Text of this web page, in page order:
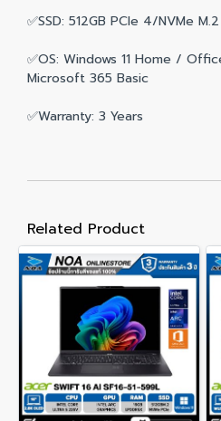
✅SSD: 512GB PCIe 4/NVMe M.2
✅OS: Windows 11 Home /
Microsoft 365 Basic
✅Warranty: 3 Years
Related Product